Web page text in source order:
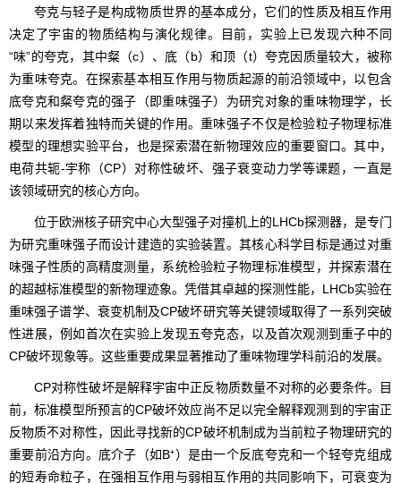
夸克与轻子是构成物质世界的基本成分，它们的性质及相互作用
决定了宇宙的物质结构与演化规律。目前，实验上已发现六种不同
“味”的夸克，其中粲（c）、底（b）和顶（t）夸克因质量较大，被称
为重味夸克。在探索基本相互作用与物质起源的前沿领域中，以包含
底夸克和粲夸克的强子（即重味强子）为研究对象的重味物理学，长
期以来发挥着独特而关键的作用。重味强子不仅是检验粒子物理标准
模型的理想实验平台，也是探索潜在新物理效应的重要窗口。其中，
电荷共轭-宇称（CP）对称性破坏、强子衰变动力学等课题，一直是
该领域研究的核心方向。
位于欧洲核子研究中心大型强子对撞机上的LHCb探测器，是专门
为研究重味强子而设计建造的实验装置。其核心科学目标是通过对重
味强子性质的高精度测量，系统检验粒子物理标准模型，并探索潜在
的超越标准模型的新物理迹象。凭借其卓越的探测性能，LHCb实验在
重味强子谱学、衰变机制及CP破坏研究等关键领域取得了一系列突破
性进展，例如首次在实验上发现五夸克态，以及首次观测到重子中的
CP破坏现象等。这些重要成果显著推动了重味物理学科前沿的发展。
CP对称性破坏是解释宇宙中正反物质数量不对称的必要条件。目
前，标准模型所预言的CP破坏效应尚不足以完全解释观测到的宇宙正
反物质不对称性，因此寻找新的CP破坏机制成为当前粒子物理研究的
重要前沿方向。底介子（如B⁺）是由一个反底夸克和一个轻夸克组成
的短寿命粒子，在强相互作用与弱相互作用的共同影响下，可衰变为